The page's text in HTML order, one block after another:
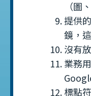
（圖
提供
鏡，
沒有
業務
標點